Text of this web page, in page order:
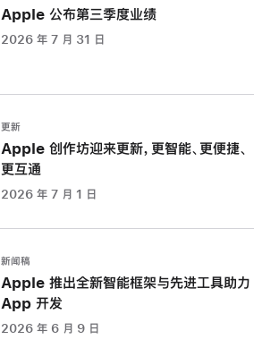
Apple 公布第三季度业绩
2026 年 7 月 31 日
更新
Apple 创作坊迎来更新，更智能、更便捷、
更互通
2026 年 7 月 1 日
新闻稿
Apple 推出全新智能框架与先进工具助力
App 开发
2026 年 6 月 9 日